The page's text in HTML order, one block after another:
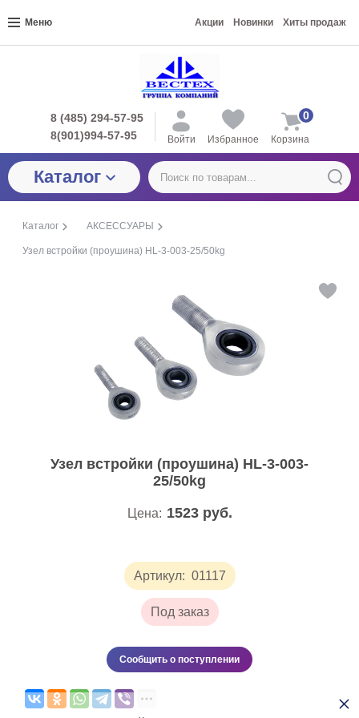
Меню Акции Новинки Хиты продаж
8 (485) 294-57-95
8(901)994-57-95
Войти Избранное Корзина
0
Каталог
Каталог АКСЕССУАРЫ
Узел встройки (проушина) HL-3-003-25/50kg
Узел встройки (проушина) HL-3-003-
25/50kg
Артикул: 01117
Под заказ
Цена: 1523 руб.
Сообщить о поступлении
×